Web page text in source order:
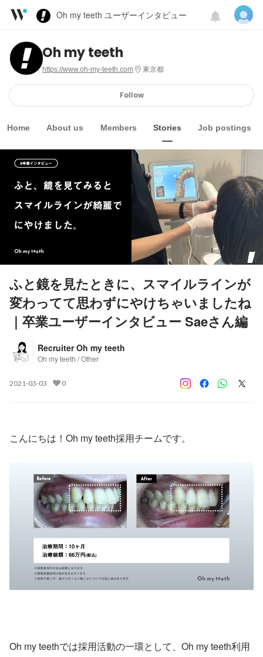
Oh my teeth ユーザーインタビュー
Oh my teeth
https://www.oh-my-teeth.com 東京都
Follow
Home About us Members Stories Job postings
ふと鏡を見たときに、スマイルラインが
変わってて思わずにやけちゃいましたね
｜卒業ユーザーインタビュー Saeさん編
Recruiter Oh my teeth
Oh my teeth / Other
2021-03-03 0
こんにちは！Oh my teeth採用チームです。
Oh my teethでは採用活動の一環として、Oh my teeth利用